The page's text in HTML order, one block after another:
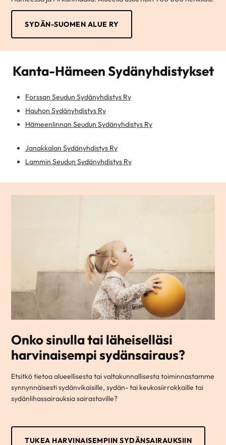
SYDÄN-SUOMEN ALUE RY
Kanta-Hämeen Sydänyhdistykset
Forssan Seudun Sydänyhdistys Ry
Hauhon Sydänyhdistys Ry
Hämeenlinnan Seudun Sydänyhdistys Ry
Janakkalan Sydänyhdistys Ry
Lammin Seudun Sydänyhdistys Ry
Onko sinulla tai läheiselläsi
harvinaisempi sydänsairaus?
Etsitkö tietoa alueellisesta tai valtakunnallisesta toiminnastamme
synnynnäisesti sydänvikaisille, sydän- tai keukosiirrokkaille tai
sydänlihassairauksia sairastaville?
TUKEA HARVINAISEMPIIN SYDÄNSAIRAUKSIIN